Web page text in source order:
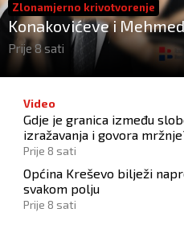
Zlonamjerno krivotvorenje
Konakovićeve i
ne osporavaju zahtjeve
Prije 8 sati
Video
Gdje je granica između
izražavanja i govora
Prije 8 sati
Općina Kreševo bilježi
svakom polju
Prije 8 sati